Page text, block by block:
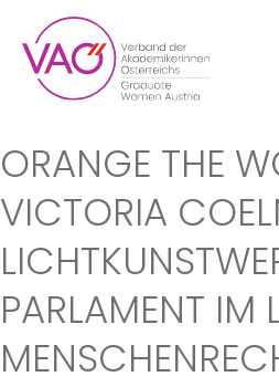
ORANGE THE
VICTORIA
PARLAMENT IM